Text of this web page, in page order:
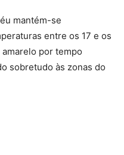
mantém-se
entre os 17 e os
por tempo
sobretudo às zonas do